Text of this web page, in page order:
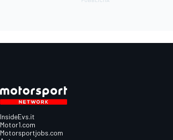
InsideEvs.it
Motor1.com
Motorsportjobs.com